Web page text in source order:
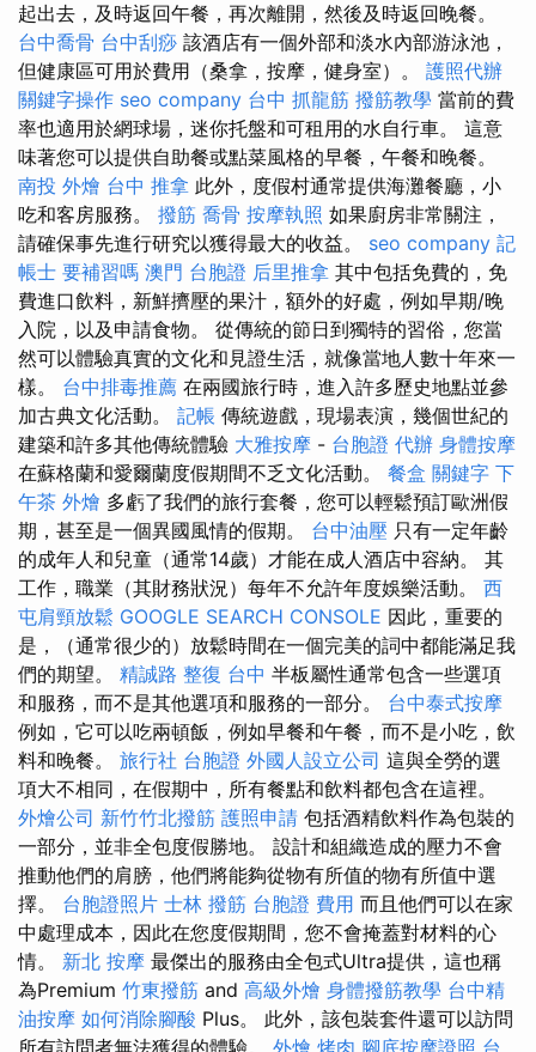
起出去，及時返回午餐，再次離開，然後及時返回晚餐。
台中喬骨 台中刮痧 該酒店有一個外部和淡水內部游泳池，
但健康區可用於費用（桑拿，按摩，健身室）。 護照代辦
關鍵字操作 seo company 台中 抓龍筋 撥筋教學 當前的費
率也適用於網球場，迷你托盤和可租用的水自行車。 這意
味著您可以提供自助餐或點菜風格的早餐，午餐和晚餐。
南投 外燴 台中 推拿 此外，度假村通常提供海灘餐廳，小
吃和客房服務。 撥筋 喬骨 按摩執照 如果廚房非常關注，
請確保事先進行研究以獲得最大的收益。 seo company 記
帳士 要補習嗎 澳門 台胞證 后里推拿 其中包括免費的，免
費進口飲料，新鮮擠壓的果汁，額外的好處，例如早期/晚
入院，以及申請食物。 從傳統的節日到獨特的習俗，您當
然可以體驗真實的文化和見證生活，就像當地人數十年來一
樣。 台中排毒推薦 在兩國旅行時，進入許多歷史地點並參
加古典文化活動。 記帳 傳統遊戲，現場表演，幾個世紀的
建築和許多其他傳統體驗 大雅按摩 - 台胞證 代辦 身體按摩
在蘇格蘭和愛爾蘭度假期間不乏文化活動。 餐盒 關鍵字 下
午茶 外燴 多虧了我們的旅行套餐，您可以輕鬆預訂歐洲假
期，甚至是一個異國風情的假期。 台中油壓 只有一定年齡
的成年人和兒童（通常14歲）才能在成人酒店中容納。 其
工作，職業（其財務狀況）每年不允許年度娛樂活動。 西
屯肩頸放鬆 GOOGLE SEARCH CONSOLE 因此，重要的
是，（通常很少的）放鬆時間在一個完美的詞中都能滿足我
們的期望。 精誠路 整復 台中 半板屬性通常包含一些選項
和服務，而不是其他選項和服務的一部分。 台中泰式按摩
例如，它可以吃兩頓飯，例如早餐和午餐，而不是小吃，飲
料和晚餐。 旅行社 台胞證 外國人設立公司 這與全勞的選
項大不相同，在假期中，所有餐點和飲料都包含在這裡。
外燴公司 新竹竹北撥筋 護照申請 包括酒精飲料作為包裝的
一部分，並非全包度假勝地。 設計和組織造成的壓力不會
推動他們的肩膀，他們將能夠從物有所值的物有所值中選
擇。 台胞證照片 士林 撥筋 台胞證 費用 而且他們可以在家
中處理成本，因此在您度假期間，您不會掩蓋對材料的心
情。 新北 按摩 最傑出的服務由全包式Ultra提供，這也稱
為Premium 竹東撥筋 and 高級外燴 身體撥筋教學 台中精
油按摩 如何消除腳酸 Plus。 此外，該包裝套件還可以訪問
所有訪問者無法獲得的體驗。 外燴 烤肉 腳底按摩證照 台